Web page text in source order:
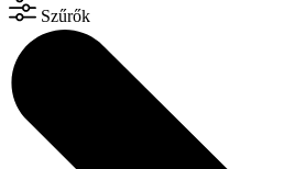
Szűrők